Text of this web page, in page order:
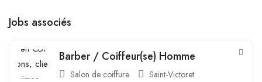
Jobs associés
Barber / Coiffeur(se) Homme
Salon de coiffure
Saint-Victoret